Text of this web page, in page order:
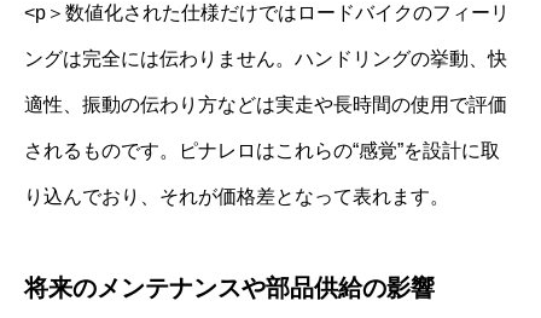
<p＞数値化された仕様だけではロードバイクのフィーリ
ングは完全には伝わりません。ハンドリングの挙動、快
適性、振動の伝わり方などは実走や長時間の使用で評価
されるものです。ピナレロはこれらの“感覚”を設計に取
り込んでおり、それが価格差となって表れます。
将来のメンテナンスや部品供給の影響